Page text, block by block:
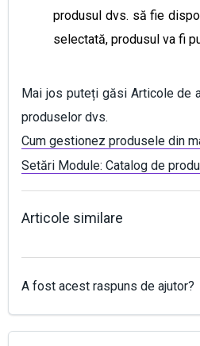
produsul dvs. să fie
selectată, produsul va fi
Mai jos puteți găsi Articole de
produselor dvs.
Cum gestionez produsele din
Setări Module: Catalog de
Articole similare
A fost acest raspuns de ajutor?